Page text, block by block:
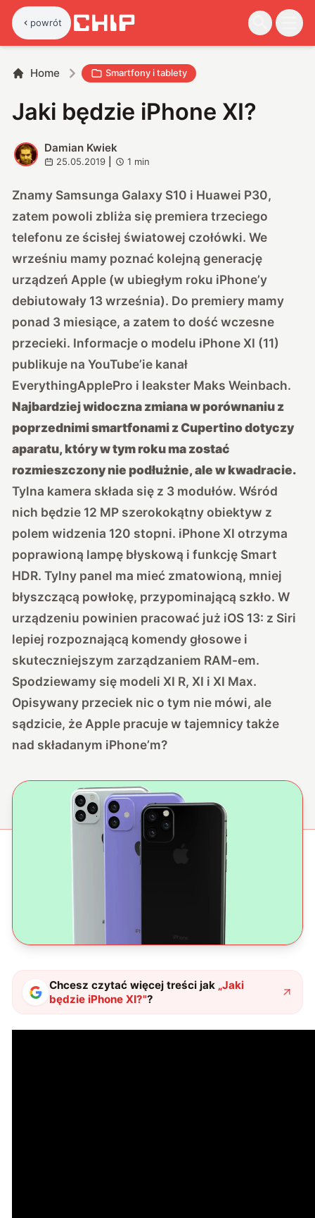
powrót
Home Smartfony i tablety
Jaki będzie iPhone XI?
D
Damian Kwiek
25.05.2019 1 min
Znamy Samsunga Galaxy S10 i Huawei P30,
zatem powoli zbliża się premiera trzeciego
telefonu ze ścisłej światowej czołówki. We
wrześniu mamy poznać kolejną generację
urządzeń Apple (w ubiegłym roku iPhone’y
debiutowały 13 września). Do premiery mamy
ponad 3 miesiące, a zatem to dość wczesne
przecieki. Informacje o modelu iPhone XI (11)
publikuje na YouTube’ie kanał
EverythingApplePro i leakster Maks Weinbach.
Najbardziej widoczna zmiana w porównaniu z
poprzednimi smartfonami z Cupertino dotyczy
aparatu, który w tym roku ma zostać
rozmieszczony nie podłużnie, ale w kwadracie.
Tylna kamera składa się z 3 modułów. Wśród
nich będzie 12 MP szerokokątny obiektyw z
polem widzenia 120 stopni. iPhone XI otrzyma
poprawioną lampę błyskową i funkcję Smart
HDR. Tylny panel ma mieć zmatowioną, mniej
błyszczącą powłokę, przypominającą szkło. W
urządzeniu powinien pracować już iOS 13: z Siri
lepiej rozpoznającą komendy głosowe i
skuteczniejszym zarządzaniem RAM-em.
Spodziewamy się modeli XI R, XI i XI Max.
Opisywany przeciek nic o tym nie mówi, ale
sądzicie, że Apple pracuje w tajemnicy także
nad składanym iPhone’m?
Chcesz czytać więcej treści jak „Jaki
będzie iPhone XI?"?